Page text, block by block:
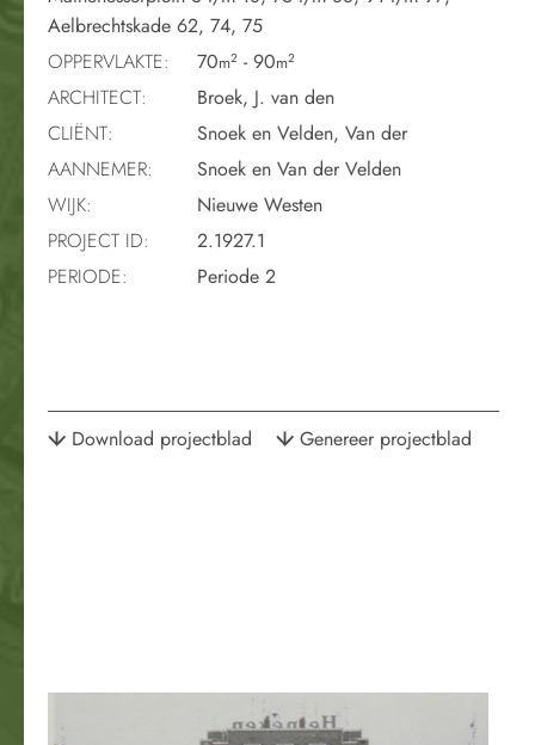
Aelbrechtskade 62, 74, 75
OPPERVLAKTE:
70m2 - 90m2
ARCHITECT:
Broek, J. van den
CLIËNT:
Snoek en Velden, Van der
AANNEMER:
Snoek en Van der Velden
WIJK:
Nieuwe Westen
PROJECT ID:
2.1927.1
PERIODE:
Periode 2
Download projectblad Genereer projectblad